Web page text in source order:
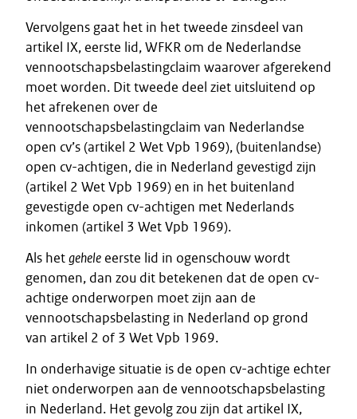
Vervolgens gaat het in het tweede zinsdeel van
artikel IX, eerste lid, WFKR om de Nederlandse
vennootschapsbelastingclaim waarover afgerekend
moet worden. Dit tweede deel ziet uitsluitend op
het afrekenen over de
vennootschapsbelastingclaim van Nederlandse
open cv’s (artikel 2 Wet Vpb 1969), (buitenlandse)
open cv-achtigen, die in Nederland gevestigd zijn
(artikel 2 Wet Vpb 1969) en in het buitenland
gevestigde open cv-achtigen met Nederlands
inkomen (artikel 3 Wet Vpb 1969).
Als hetgehele eerste lid in ogenschouw wordt
genomen, dan zou dit betekenen dat de open cv-
achtige onderworpen moet zijn aan de
vennootschapsbelasting in Nederland op grond
van artikel 2 of 3 Wet Vpb 1969.
In onderhavige situatie is de open cv-achtige echter
niet onderworpen aan de vennootschapsbelasting
in Nederland. Het gevolg zou zijn dat artikel IX,